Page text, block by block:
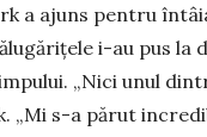
a ajuns pentru
i-au pus la
„Nici unul
„Mi s-a părut